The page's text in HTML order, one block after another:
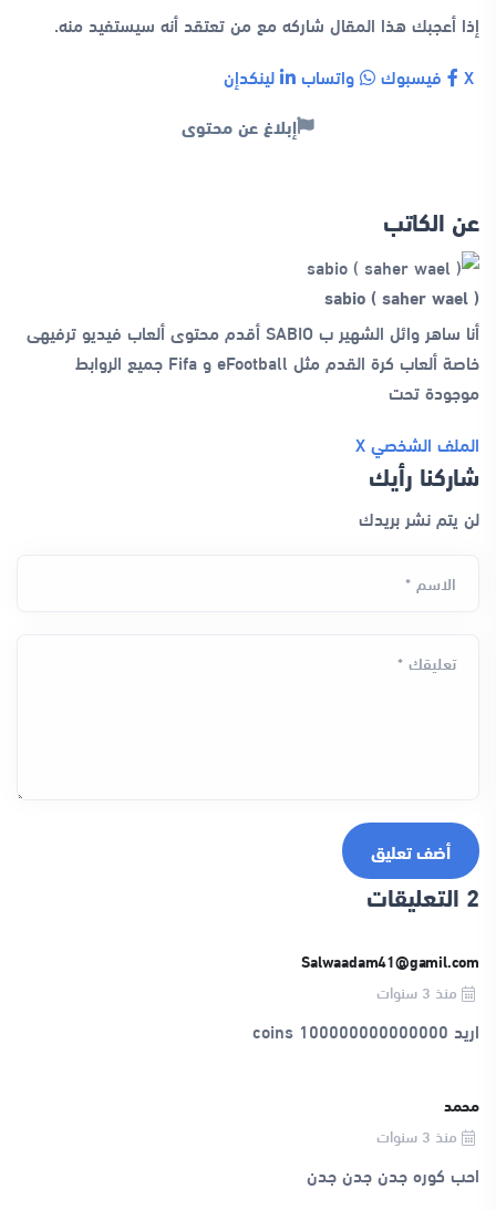
إذا أعجبك هذا المقال شاركه مع من تعتقد أنه سيستفيد منه.
فيسبوك واتساب لينكدإن
إبلاغ عن محتوى
عن الكاتب
sabio ( saher wael )
أنا ساهر وائل الشهير ب SABIO أقدم محتوى ألعاب فيديو ترفيهى
خاصة ألعاب كرة القدم مثل eFootball و Fifa جميع الروابط
موجودة تحت
الملف الشخصي X
شاركنا رأيك
لن يتم نشر بريدك
الاسم *
تعليقك *
أضف تعليق
2 التعليقات
Salwaadam41@gamil.com
منذ 3 سنوات
اريد 100000000000000 coins
محمد
منذ 3 سنوات
احب كوره جدن جدن جدن